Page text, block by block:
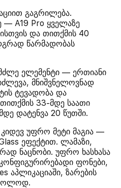
გაგრილება.
— A19 Pro ყველაზე
და თითქმის 40
წარმადობას
ელემენტი — ერთიანი
მნიშვნელოვნად
ტევადობა და
33-მდე საათი
დატენვა 20 წუთში.
უფრო მეტი მაგია —
ეფექტით. ლამაზი,
ნაცნობი. უფრო ხასხასა
ფონები,
აპლიკაციაში, ზარების